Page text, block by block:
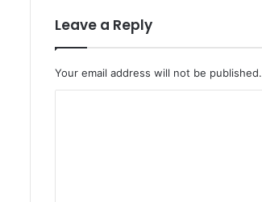
Leave a Reply
Your email address will not be published.